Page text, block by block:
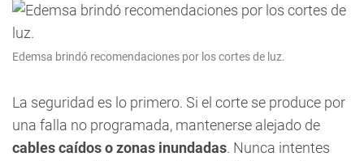
Edemsa brindó recomendaciones por los cortes de luz.
La seguridad es lo primero. Si el corte se produce por
una falla no programada, mantenerse alejado de
cables caídos o zonas inundadas. Nunca intentes